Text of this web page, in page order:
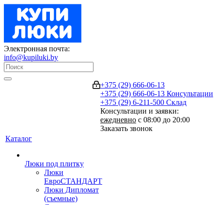
Электронная почта:
info@kupiluki.by
+375 (29) 666-06-13
+375 (29) 666-06-13 Консультации
+375 (29) 6-211-500 Склад
Консультации и заявки:
ежедневно с 08:00 до 20:00
Заказать звонок
Каталог
Люки под плитку
Люки
ЕвроСТАНДАРТ
Люки Дипломат
(съемные)